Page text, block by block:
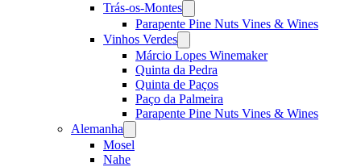
Trás-os-Montes
menu
Parapente Pine Nuts Vines & Wines
Vinhos Verdes
menu
Márcio Lopes Winemaker
Quinta da Pedra
Quinta de Paços
Paço da Palmeira
Parapente Pine Nuts Vines & Wines
Alemanha
menu
Mosel
Nahe